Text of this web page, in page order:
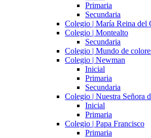
Primaria
Secundaria
Colegio | María Reina del
Colegio | Montealto
Secundaria
Colegio | Mundo de
Colegio | Newman
Inicial
Primaria
Secundaria
Colegio | Nuestra Señora
Inicial
Primaria
Colegio | Papa Francisco
Primaria